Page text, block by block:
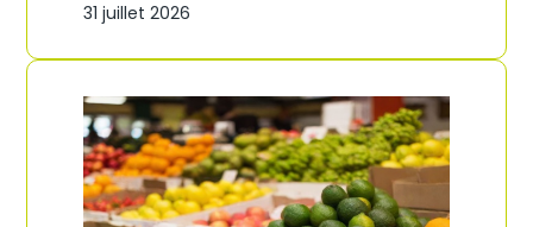
a
e
o
u
p
e
–
A
n
i
e
d
e
s
p
r
31 juillet 2026